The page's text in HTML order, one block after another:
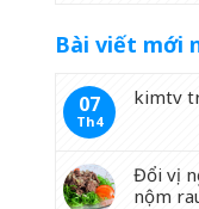
Bài viết mới
07
Th4
kimtv
Đổi vị
nộm